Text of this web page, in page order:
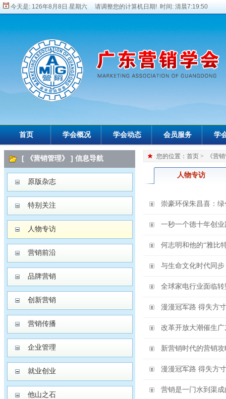
今天是: 126年8月8日 星期六 请调整您的计算机日期! 时间: 清晨7:19:51
首页 学会概况 学会动态 会员服务 学
[ 《营销管理》 ] 信息导航
原版杂志
特别关注
人物专访
营销前沿
品牌营销
创新营销
营销传播
企业管理
就业创业
他山之石
您的位置： 首页> 《营
人物专访
崇豪环保朱昌喜：
一秒一个德十年创
何志明和他的“雅比
与生命文化时代同步
全球家电行业面临
漫漫冠军路 得失方
改革开放大潮催生
新营销时代的营销
漫漫冠军路 得失方
营销是一门水到渠成